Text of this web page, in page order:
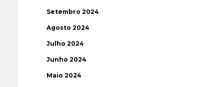
Setembro 2024
Agosto 2024
Julho 2024
Junho 2024
Maio 2024